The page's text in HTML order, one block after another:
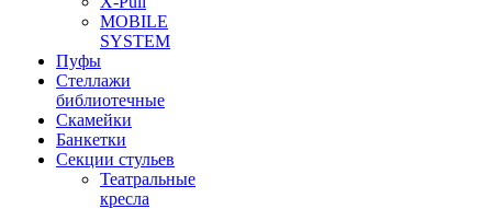
MOBILE
SYSTEM
Пуфы
Стеллажи
библиотечные
Скамейки
Банкетки
Секции стульев
Театральные
кресла